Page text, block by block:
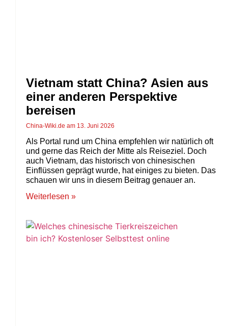
Vietnam statt China? Asien aus
einer anderen Perspektive
bereisen
China-Wiki.de 13. Juni 2026
Als Portal rund um China empfehlen wir natürlich oft
und gerne das Reich der Mitte als Reiseziel. Doch
auch Vietnam, das historisch von chinesischen
Einflüssen geprägt wurde, hat einiges zu bieten. Das
schauen wir uns in diesem Beitrag genauer an.
Weiterlesen »